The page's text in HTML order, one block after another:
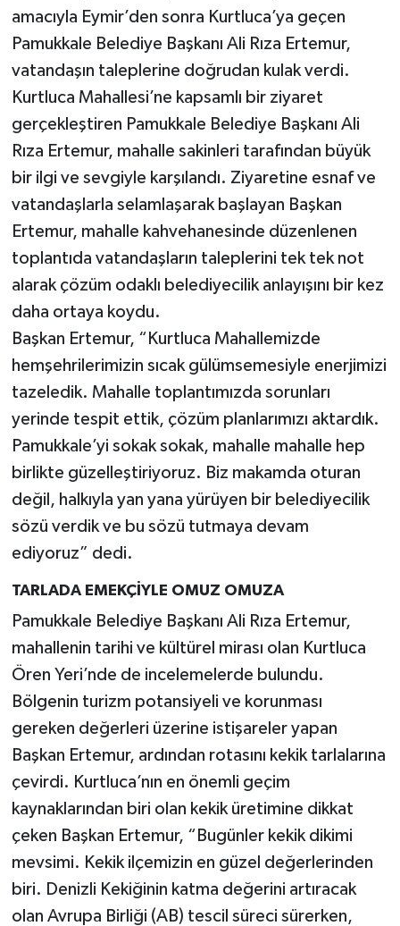
amacıyla Eymir’den sonra Kurtluca’ya geçen
Pamukkale Belediye Başkanı Ali Rıza Ertemur,
vatandaşın taleplerine doğrudan kulak verdi.
Kurtluca Mahallesi’ne kapsamlı bir ziyaret
gerçekleştiren Pamukkale Belediye Başkanı Ali
Rıza Ertemur, mahalle sakinleri tarafından büyük
bir ilgi ve sevgiyle karşılandı. Ziyaretine esnaf ve
vatandaşlarla selamlaşarak başlayan Başkan
Ertemur, mahalle kahvehanesinde düzenlenen
toplantıda vatandaşların taleplerini tek tek not
alarak çözüm odaklı belediyecilik anlayışını bir kez
daha ortaya koydu.
Başkan Ertemur, “Kurtluca Mahallemizde
hemşehrilerimizin sıcak gülümsemesiyle enerjimizi
tazeledik. Mahalle toplantımızda sorunları
yerinde tespit ettik, çözüm planlarımızı aktardık.
Pamukkale’yi sokak sokak, mahalle mahalle hep
birlikte güzelleştiriyoruz. Biz makamda oturan
değil, halkıyla yan yana yürüyen bir belediyecilik
sözü verdik ve bu sözü tutmaya devam
ediyoruz” dedi.
TARLADA EMEKÇİYLE OMUZ OMUZA
Pamukkale Belediye Başkanı Ali Rıza Ertemur,
mahallenin tarihi ve kültürel mirası olan Kurtluca
Ören Yeri’nde de incelemelerde bulundu.
Bölgenin turizm potansiyeli ve korunması
gereken değerleri üzerine istişareler yapan
Başkan Ertemur, ardından rotasını kekik tarlalarına
çevirdi. Kurtluca’nın en önemli geçim
kaynaklarından biri olan kekik üretimine dikkat
çeken Başkan Ertemur, “Bugünler kekik dikimi
mevsimi. Kekik ilçemizin en güzel değerlerinden
biri. Denizli Kekiğinin katma değerini artıracak
olan Avrupa Birliği (AB) tescil süreci sürerken,